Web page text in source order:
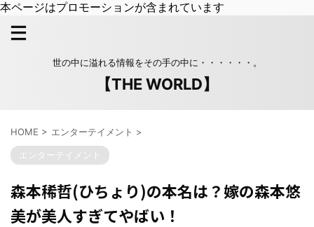
本ページはプロモーションが含まれています
世の中に溢れる情報をその手の中に・・・・・・。
【THE WORLD】
HOME > エンターテイメント >
エンターテイメント
森本稀哲(ひちょり)の本名は？嫁の森本悠
美が美人すぎてやばい！